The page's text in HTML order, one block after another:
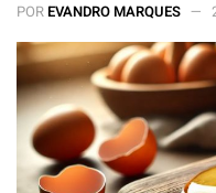
POREVANDRO MARQUES